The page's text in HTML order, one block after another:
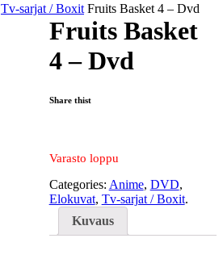
Tv-sarjat / Boxit Fruits Basket 4 – Dvd
Fruits Basket
4 – Dvd
Share thist
Varasto loppu
Categories: Anime, DVD,
Elokuvat, Tv-sarjat / Boxit.
Kuvaus